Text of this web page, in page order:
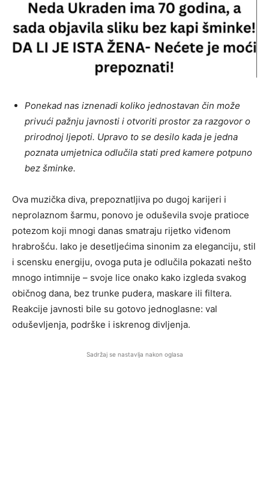
Ponekad nas iznenadi koliko jednostavan čin može
privući pažnju javnosti i otvoriti prostor za razgovor o
prirodnoj ljepoti. Upravo to se desilo kada je jedna
poznata umjetnica odlučila stati pred kamere potpuno
bez šminke.
Ova muzička diva, prepoznatljiva po dugoj karijeri i
neprolaznom šarmu, ponovo je oduševila svoje pratioce
potezom koji mnogi danas smatraju rijetko viđenom
hrabrošću. Iako je desetljećima sinonim za eleganciju, stil
i scensku energiju, ovoga puta je odlučila pokazati nešto
mnogo intimnije – svoje lice onako kako izgleda svakog
običnog dana, bez trunke pudera, maskare ili filtera.
Reakcije javnosti bile su gotovo jednoglasne: val
oduševljenja, podrške i iskrenog divljenja.
Sadržaj se nastavlja nakon oglasa